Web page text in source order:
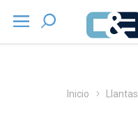
Inicio Llantas